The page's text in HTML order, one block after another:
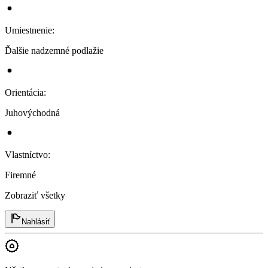
Umiestnenie:
Ďalšie nadzemné podlažie
Orientácia:
Juhovýchodná
Vlastníctvo:
Firemné
Zobraziť všetky
Nahlásiť